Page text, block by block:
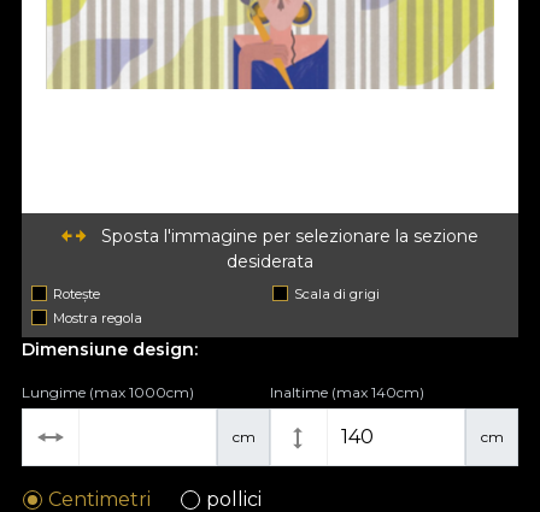
Sposta l'immagine per selezionare la sezione
desiderata
Rotește
Scala di grigi
Mostra regola
Dimensiune design:
cm
Lungime (max 1000cm)
cm
Inaltime (max 140cm)
Centimetri pollici